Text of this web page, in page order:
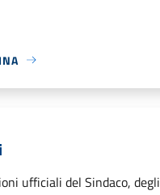
ufficiali del Sindaco, degli